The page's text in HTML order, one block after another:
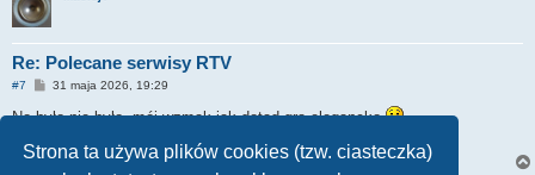
Strona ta używa plików cookies (tzw. ciasteczka)
Re: Polecane serwisy RTV
#7
P
s
31 maja 2026, 19:29
No było nie było, mój wzmak jak dotąd gra elegancko